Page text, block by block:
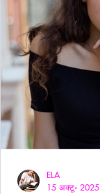
ELA
15 अक्टू॰ 2025